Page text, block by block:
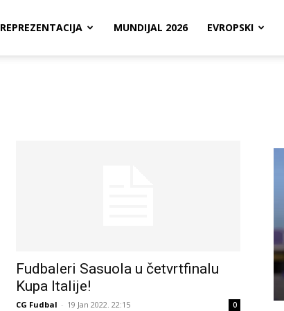
REPREZENTACIJA MUNDIJAL 2026 EVROPSKI
Fudbaleri Sasuola u četvrtfinalu
Kupa Italije!
CG Fudbal - 19 Jan 2022. 22:15 0